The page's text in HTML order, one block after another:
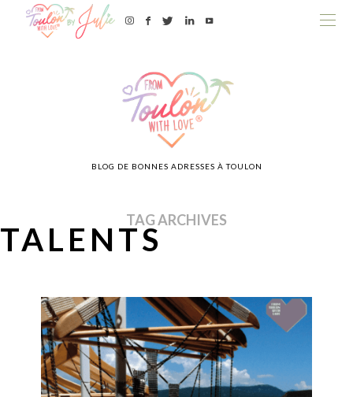
BLOG DE BONNES ADRESSES À TOULON
TAG ARCHIVES
TALENTS